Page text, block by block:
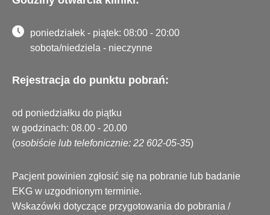
poniedziałek - piątek: 08:00 - 20:00
sobota/niedziela - nieczynne
Rejestracja do punktu pobrań:
od poniedziałku do piątku
w godzinach: 08.00 - 20.00
(osobiście lub telefonicznie: 22 602-05-35)
Pacjent powinien zgłosić się na pobranie lub badanie
EKG w uzgodnionym terminie.
Wskazówki dotyczące przygotowania do pobrania /